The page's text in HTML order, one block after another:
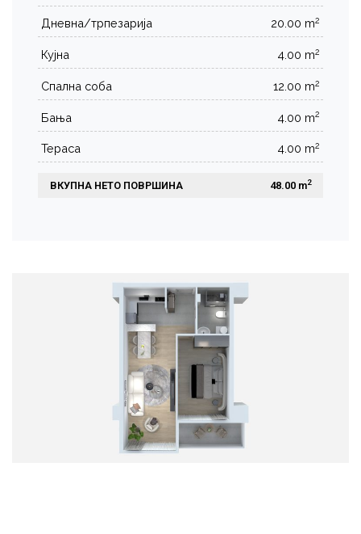
Дневна/трпезарија 20.00 m2
Кујна 4.00 m2
Спална соба 12.00 m2
Бања 4.00 m2
Тераса 4.00 m2
ВКУПНА НЕТО ПОВРШИНА 48.00 m2